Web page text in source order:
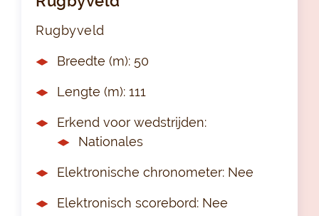
Rugbyveld
Breedte (m): 50
Lengte (m): 111
Erkend voor wedstrijden:
Nationales
Elektronische chronometer: Nee
Elektronisch scorebord: Nee